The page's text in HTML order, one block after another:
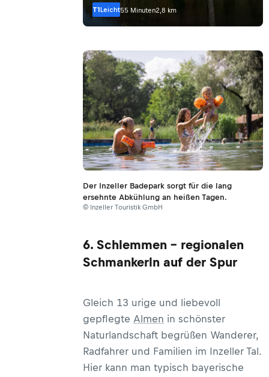
T1Leicht55 Minuten2,8 km
Der Inzeller Badepark sorgt für die lang
ersehnte Abkühlung an heißen Tagen.
© Inzeller Touristik GmbH
6. Schlemmen – regionalen
Schmankerln auf der Spur
Gleich 13 urige und liebevoll
gepflegte Almen in schönster
Naturlandschaft begrüßen Wanderer,
Radfahrer und Familien im Inzeller Tal.
Hier kann man typisch bayerische